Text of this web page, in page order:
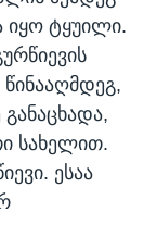
იყო ტყუილი.
წინააღმდეგ,
სახელით.
ესაა